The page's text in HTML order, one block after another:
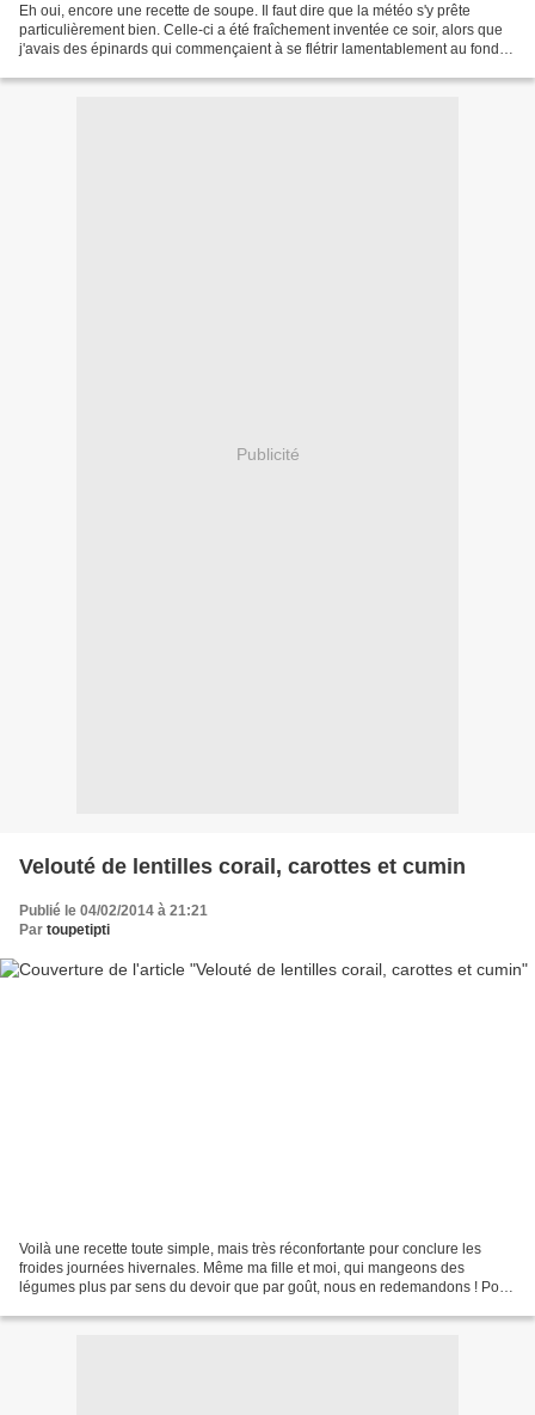
Eh oui, encore une recette de soupe. Il faut dire que la météo s'y prête
particulièrement bien. Celle-ci a été fraîchement inventée ce soir, alors que
j'avais des épinards qui commençaient à se flétrir lamentablement au fond
Publicité
Velouté de lentilles corail, carottes et cumin
Publié le 04/02/2014 à 21:21
Par toupetipti
Voilà une recette toute simple, mais très réconfortante pour conclure les
froides journées hivernales. Même ma fille et moi, qui mangeons des
légumes plus par sens du devoir que par goût, nous en redemandons ! Pour